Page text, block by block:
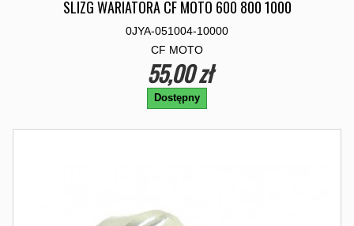
SLIZG WARIATORA CF MOTO 600 800 1000
0JYA-051004-10000
CF MOTO
55,00 zł
Dostępny